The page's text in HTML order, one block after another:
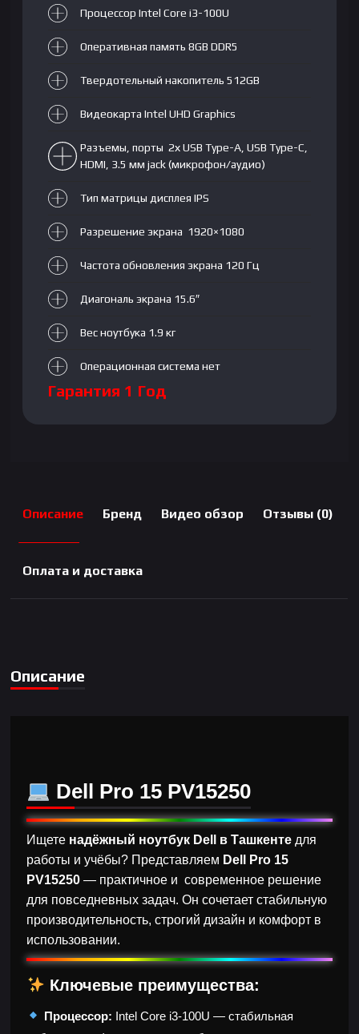
FHD
LCD|
Intel
UHD
NoOS|
Black
Процессор Intel Core i3-100U
Оперативная память 8GB DDR5
Твердотельный накопитель 512GB
Видеокарта Intel UHD Graphics
Разъемы, порты 2х USB Type-A, USB Type-C,
HDMI, 3.5 мм jack (микрофон/аудио)
Тип матрицы дисплея IPS
Разрешение экрана 1920×1080
Частота обновления экрана 120 Гц
Диагональ экрана 15.6″
Вес ноутбука 1.9 кг
Операционная система нет
Гарантия 1 Год
Описание Бренд Видео обзор Отзывы (0)
Оплата и доставка
Описание
Dell Pro 15 PV15250
Ищете надёжный ноутбук Dell в Ташкенте для
работы и учёбы? Представляем Dell Pro 15
PV15250 — практичное и современное решение
для повседневных задач. Он сочетает стабильную
производительность, строгий дизайн и комфорт в
использовании.
Ключевые преимущества:
Процессор: Intel Core i3-100U — стабильная